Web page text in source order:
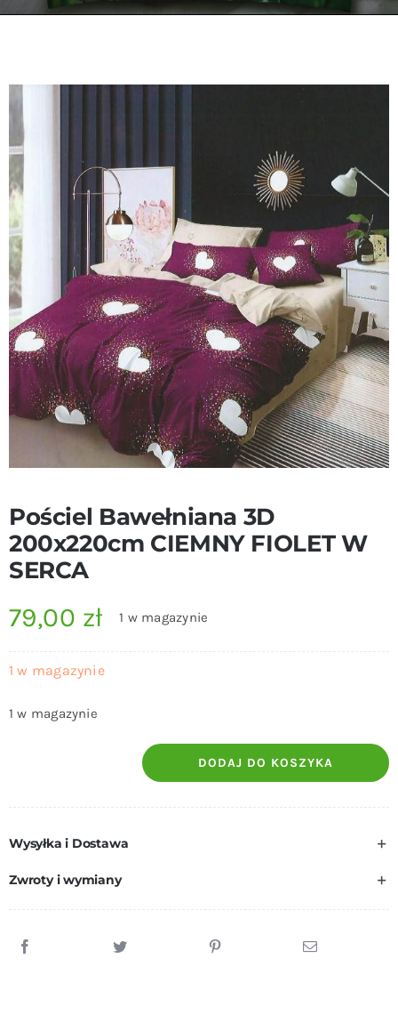
Pościel Bawełniana 3D
200x220cm CIEMNY FIOLET W
SERCA
79,00 zł 1 w magazynie
1 w magazynie
1 w magazynie
3D
200x220cm
DODAJ DO KOSZYKA
Wysyłka i Dostawa
Zwroty i wymiany